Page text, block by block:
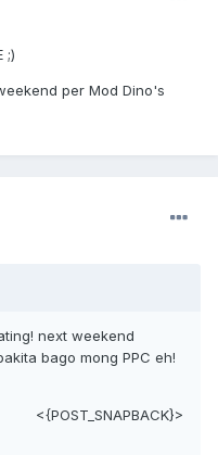
;)
per Mod Dino's
next weekend
bago mong PPC eh!
<{POST_SNAPBACK}>